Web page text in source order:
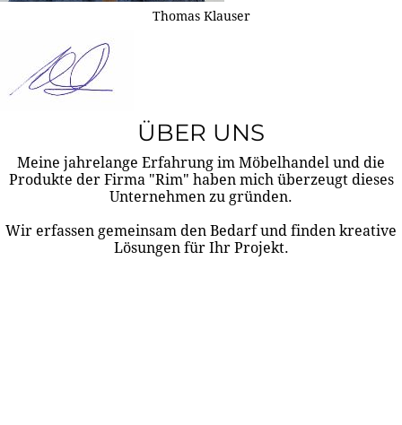
Thomas Klauser
ÜBER UNS
Meine jahrelange Erfahrung im Möbelhandel und die
Produkte der Firma "Rim" haben mich überzeugt dieses
Unternehmen zu gründen.
Wir erfassen gemeinsam den Bedarf und finden kreative
Lösungen für Ihr Projekt.